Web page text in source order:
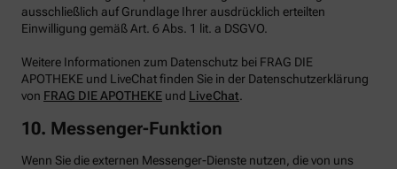
ausschließlich auf Grundlage Ihrer ausdrücklich erteilten
Einwilligung gemäß Art. 6 Abs. 1 lit. a DSGVO.
Weitere Informationen zum Datenschutz bei FRAG DIE
APOTHEKE und LiveChat finden Sie in der Datenschutzerklärung
von FRAG DIE APOTHEKE und LiveChat
10. Messenger-Funktion
Wenn Sie die externen Messenger-Dienste nutzen, die von uns